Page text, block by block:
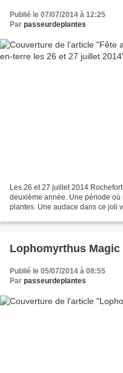
Publié le 07/07/2014 à 12:25
Par passeurdeplantes
Les 26 et 27 juillet 2014
deuxième année. Une période
plantes. Une audace dans ce joli
Lophomyrthus Magic
Publié le 05/07/2014 à 08:55
Par passeurdeplantes